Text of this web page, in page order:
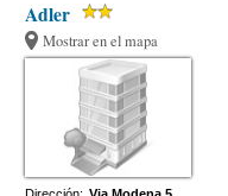
Adler
Mostrar en el mapa